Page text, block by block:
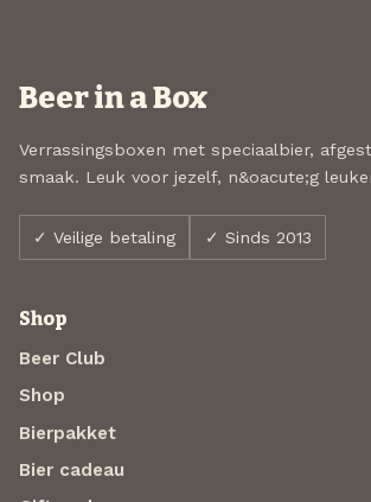
Beer in a Box
Verrassingsboxen met speciaalbier,
smaak. Leuk voor jezelf, n&oacute;g
✓ Veilige betaling ✓ Sinds 2013
Shop
Beer Club
Shop
Bierpakket
Bier cadeau